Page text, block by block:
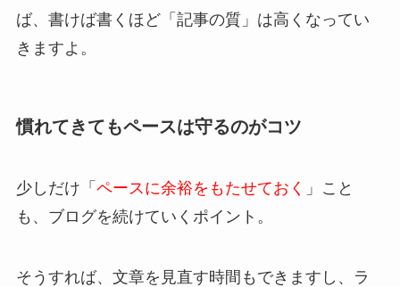
ば、書けば書くほど「記事の質」は高くなってい
きますよ。
慣れてきてもペースは守るのがコツ
少しだけ「 ペースに余裕をもたせておく 」こと
も、ブログを続けていくポイント。
そうすれば、文章を見直す時間もできますし、ラ